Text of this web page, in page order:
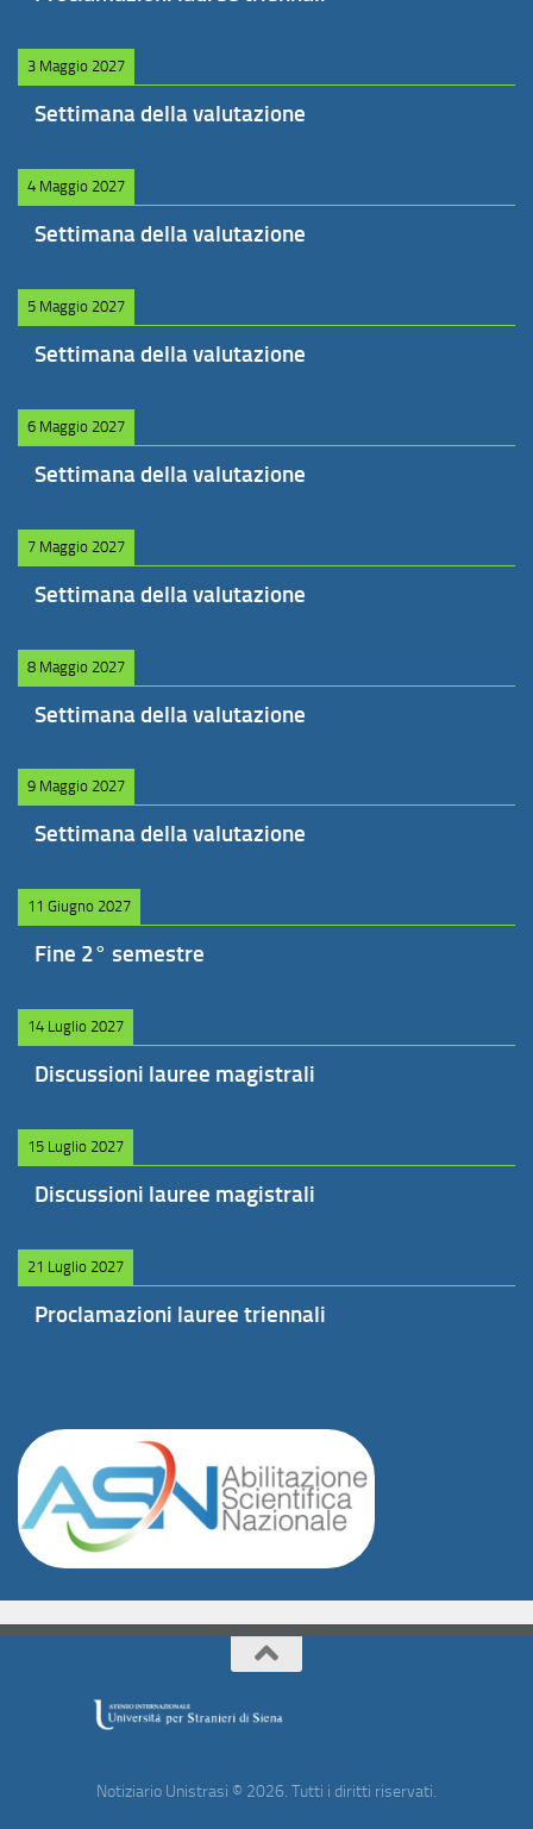
3 Maggio 2027
Settimana della valutazione
4 Maggio 2027
Settimana della valutazione
5 Maggio 2027
Settimana della valutazione
6 Maggio 2027
Settimana della valutazione
7 Maggio 2027
Settimana della valutazione
8 Maggio 2027
Settimana della valutazione
9 Maggio 2027
Settimana della valutazione
11 Giugno 2027
Fine 2° semestre
14 Luglio 2027
Discussioni lauree magistrali
15 Luglio 2027
Discussioni lauree magistrali
21 Luglio 2027
Proclamazioni lauree triennali
Notiziario Unistrasi © 2026. Tutti i diritti riservati.